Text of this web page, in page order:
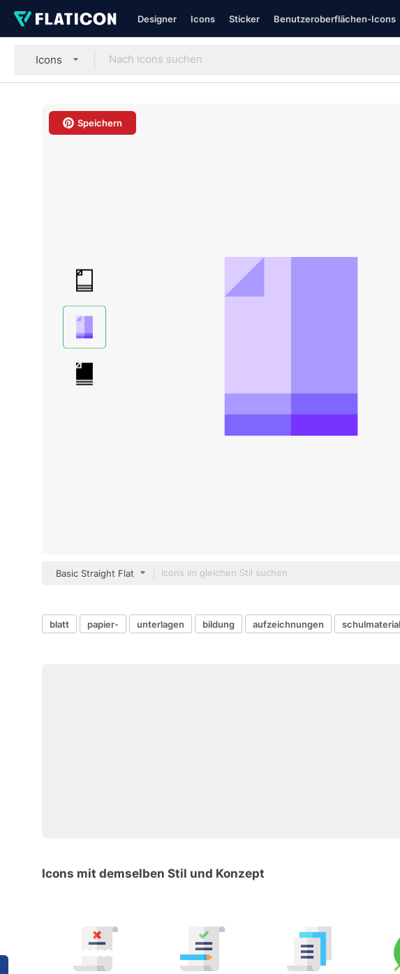
Designer Icons Sticker Benutzeroberflächen-Icons
Icons
Speichern
Basic Straight Flat
blatt papier- unterlagen bildung aufzeichnungen schulmaterial
Icons mit demselben Stil und Konzept